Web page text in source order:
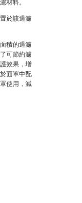
材料。
於該過濾
積的過濾
可節約濾
效果，增
面罩中配
使用，減